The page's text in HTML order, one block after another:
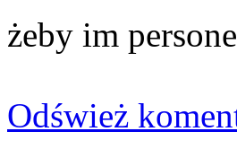
żeby im
Odśwież